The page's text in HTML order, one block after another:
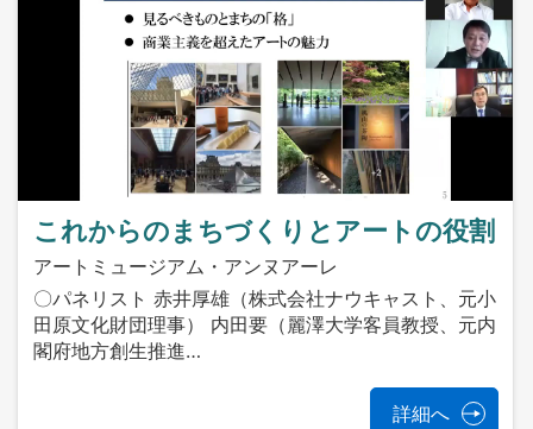
これからのまちづくりとアートの役割
アートミュージアム・アンヌアーレ
〇パネリスト 赤井厚雄（株式会社ナウキャスト、元小
田原文化財団理事） 内田要（麗澤大学客員教授、元内
閣府地方創生推進…
詳細へ